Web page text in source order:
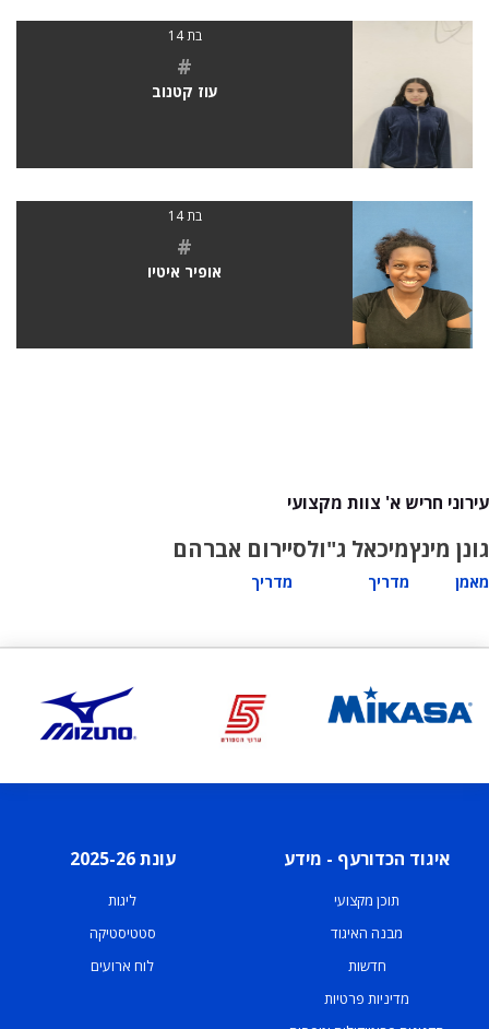
בת 14
#
עוז קטנוב
בת 14
#
אופיר איטיו
עירוני חריש א' צוות מקצועי
גונן מינץ
מאמן
מיכאל ג"ולס
מדריך
יירום אברהם
מדריך
איגוד הכדורעף - מידע
תוכן מקצועי
מבנה האיגוד
חדשות
מדיניות פרטיות
עונת 2025-26
ליגות
סטטיסטיקה
לוח ארועים